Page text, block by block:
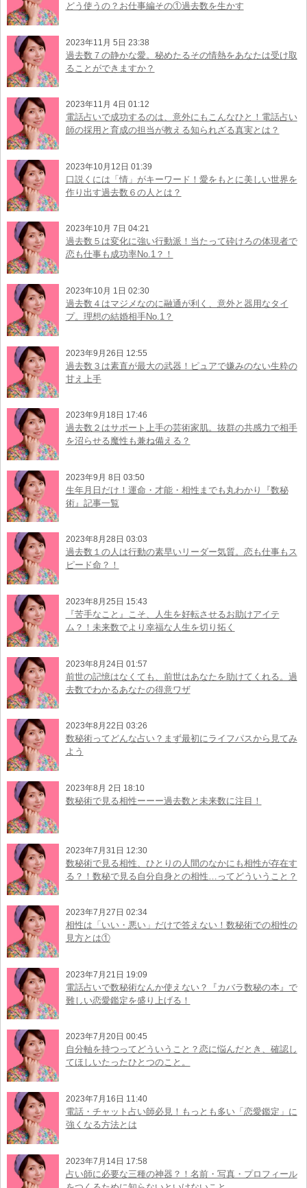
どう使うの？お仕事編その①過去数を生かす
2023年11月 5日 23:38
過去数７の静かな愛。秘めたるその情熱をあなたは受け取
ることができますか？
2023年11月 4日 01:12
電話占いで成功するのは、意外にもこんなひと！電話占い
師の採用と育成の担当が教える知られざる真実とは？
2023年10月12日 01:39
口説くには「情」がキーワード！愛をもとに美しい世界を
作り出す過去数６の人とは？
2023年10月 7日 04:21
過去数５は変化に強い行動派！当たって砕けろの体現者で
恋も仕事も成功率No.1？！
2023年10月 1日 02:30
過去数４はマジメなのに融通が利く、意外と器用なタイ
プ。理想の結婚相手No.1？
2023年9月26日 12:55
過去数３は素直が最大の武器！ピュアで嫌みのない生粋の
甘え上手
2023年9月18日 17:46
過去数２はサポート上手の芸術家肌。抜群の共感力で相手
を沼らせる魔性も兼ね備える？
2023年9月 8日 03:50
生年月日だけ！運命・才能・相性までも丸わかり『数秘
術』記事一覧
2023年8月28日 03:03
過去数１の人は行動の素早いリーダー気質。恋も仕事もス
ピード命？！
2023年8月25日 15:43
『苦手なこと』こそ、人生を好転させるお助けアイテ
ム？！未来数でより幸福な人生を切り拓く
2023年8月24日 01:57
前世の記憶はなくても、前世はあなたを助けてくれる。過
去数でわかるあなたの得意ワザ
2023年8月22日 03:26
数秘術ってどんな占い？まず最初にライフパスから見てみ
よう
2023年8月 2日 18:10
数秘術で見る相性ーーー過去数と未来数に注目！
2023年7月31日 12:30
数秘術で見る相性、ひとりの人間のなかにも相性が存在す
る？！数秘で見る自分自身との相性…ってどういうこと？
2023年7月27日 02:34
相性は「いい・悪い」だけで答えない！数秘術での相性の
見方とは①
2023年7月21日 19:09
電話占いで数秘術なんか使えない？『カバラ数秘の本』で
難しい恋愛鑑定を盛り上げる！
2023年7月20日 00:45
自分軸を持つってどういうこと？恋に悩んだとき、確認し
てほしいたったひとつのこと。
2023年7月16日 11:40
電話・チャット占い師必見！もっとも多い「恋愛鑑定」に
強くなる方法とは
2023年7月14日 17:58
占い師に必要な三種の神器？！名前・写真・プロフィール